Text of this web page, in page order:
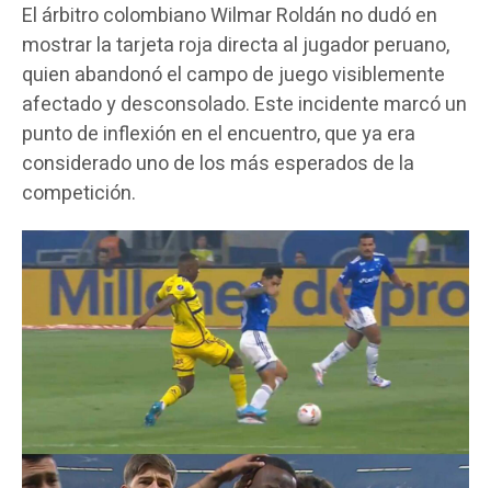
El árbitro colombiano Wilmar Roldán no dudó en
mostrar la tarjeta roja directa al jugador peruano,
quien abandonó el campo de juego visiblemente
afectado y desconsolado. Este incidente marcó un
punto de inflexión en el encuentro, que ya era
considerado uno de los más esperados de la
competición.